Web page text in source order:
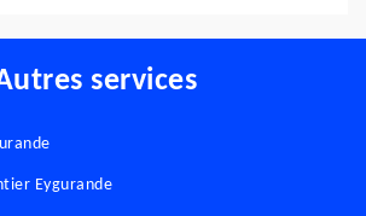
services
Eygurande